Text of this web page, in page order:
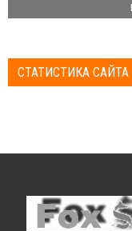
СТАТИСТИКА САЙТА